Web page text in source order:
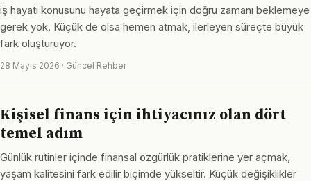
iş hayatı konusunu hayata geçirmek için doğru zamanı beklemeye
gerek yok. Küçük de olsa hemen atmak, ilerleyen süreçte büyük
fark oluşturuyor.
28 Mayıs 2026 · Güncel Rehber
Kişisel finans için ihtiyacınız olan dört
temel adım
Günlük rutinler içinde finansal özgürlük pratiklerine yer açmak,
yaşam kalitesini fark edilir biçimde yükseltir. Küçük değişiklikler